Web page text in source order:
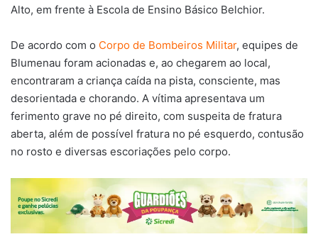
Alto, em frente à Escola de Ensino Básico Belchior.
De acordo com o Corpo de Bombeiros Militar, equipes de
Blumenau foram acionadas e, ao chegarem ao local,
encontraram a criança caída na pista, consciente, mas
desorientada e chorando. A vítima apresentava um
ferimento grave no pé direito, com suspeita de fratura
aberta, além de possível fratura no pé esquerdo, contusão
no rosto e diversas escoriações pelo corpo.